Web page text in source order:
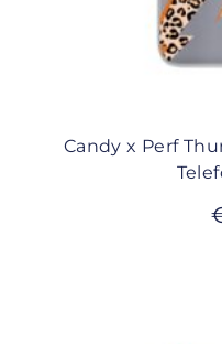
Candy x Perf